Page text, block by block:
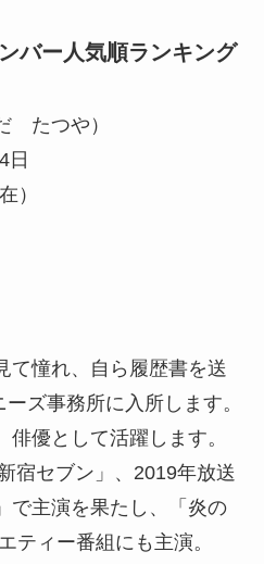
バー人気順ランキング
たつや）
日
）
て憧れ、自ら履歴書を送
ズ事務所に入所します。
俳優として活躍します。
宿セブン」、2019年放送
で主演を果たし、「炎の
ティー番組にも主演。